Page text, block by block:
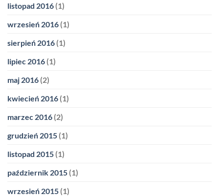
listopad 2016 (1)
wrzesień 2016 (1)
sierpień 2016 (1)
lipiec 2016 (1)
maj 2016 (2)
kwiecień 2016 (1)
marzec 2016 (2)
grudzień 2015 (1)
listopad 2015 (1)
październik 2015 (1)
wrzesień 2015 (1)